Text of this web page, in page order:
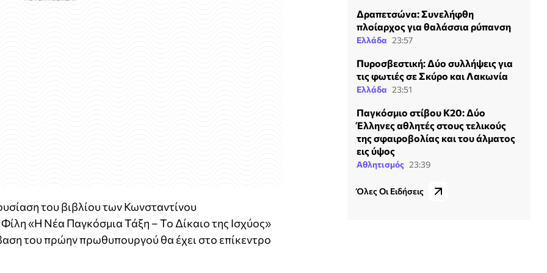
του βιβλίου των Κωνσταντίνου
«Η Νέα Παγκόσμια Τάξη – Το Δίκαιο της Ισχύος»
του πρώην πρωθυπουργού θα έχει στο επίκεντρο
Δραπετσώνα: Συνελήφθη
πλοίαρχος για θαλάσσια ρύπανση
Ελλάδα 23:57
Πυροσβεστική: Δύο συλλήψεις για
τις φωτιές σε Σκύρο και Λακωνία
Ελλάδα 23:51
Παγκόσμιο στίβου Κ20: Δύο
Έλληνες αθλητές στους τελικούς
της σφαιροβολίας και του άλματος
εις ύψος
Αθλητισμός 23:39
Όλες Οι Ειδήσεις